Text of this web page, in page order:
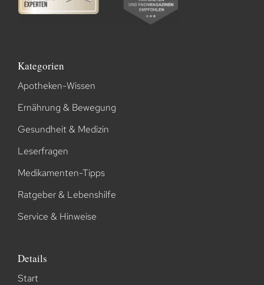
Kategorien
Apotheken-Wissen
Ernährung & Bewegung
Gesundheit & Medizin
Leserfragen
Medikamenten-Tipps
Ratgeber & Lebenshilfe
Service & Hinweise
Details
Start